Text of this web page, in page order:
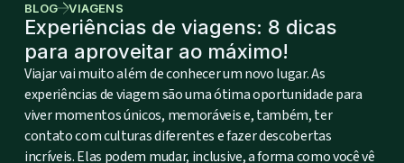
BLOG VIAGENS
Experiências de viagens: 8 dicas
para aproveitar ao máximo!
Viajar vai muito além de conhecer um novo lugar. As
experiências de viagem são uma ótima oportunidade para
viver momentos únicos, memoráveis e, também, ter
contato com culturas diferentes e fazer descobertas
incríveis. Elas podem mudar, inclusive, a forma como você vê